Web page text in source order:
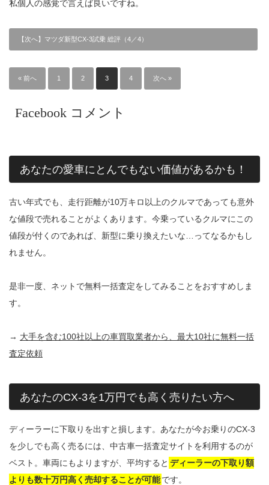
私個人の感覚で言えば良いですね。
【次へ】マツダ新型CX-3試乗 総評（4／4）
« 前へ 1 2 3 4 次へ »
Facebook コメント
あなたの愛車にとんでもない価値があるかも！
古い年式でも、走行距離が10万キロ以上のクルマであっても意外
な値段で売れることがよくあります。今乗っているクルマにこの
値段が付くのであれば、新型に乗り換えたいな…ってなるかもし
れません。
是非一度、ネットで無料一括査定をしてみることをおすすめしま
す。
→ 大手を含む100社以上の車買取業者から、最大10社に無料一括
査定依頼
あなたのCX-3を1万円でも高く売りたい方へ
ディーラーに下取りを出すと損します。あなたが今お乗りのCX-3
を少しでも高く売るには、中古車一括査定サイトを利用するのが
ベスト。車両にもよりますが、平均すると ディーラーの下取り額
よりも数十万円高く売却することが可能です。